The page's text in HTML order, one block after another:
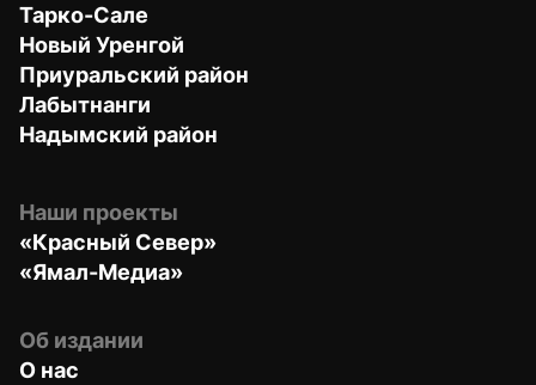
Тарко-Сале
Новый Уренгой
Приуральский район
Лабытнанги
Надымский район
Наши проекты
«Красный Север»
«Ямал-Медиа»
Об издании
О нас